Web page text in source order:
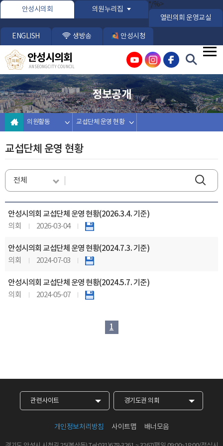
본문바로가기
안성시의회 의원누리집
*/%>
열린의회 운영교실
ENGLISH 생방송 안성시청
안성시의회
ANSEONG CITY COUNCIL
정보공개
의원활동 교섭단체 운영 현황
교섭단체 운영 현황
안성시의회 교섭단체 운영 현황(2026.3.4. 기준)
의회 2026-03-04
안성시의회 교섭단체 운영 현황(2024.7.3. 기준)
의회 2024-07-03
안성시의회 교섭단체 운영 현황(2024.5.7. 기준)
의회 2024-05-07
1
관련사이트 경기도권 의회
개인정보처리방침 사이트맵 배너모음